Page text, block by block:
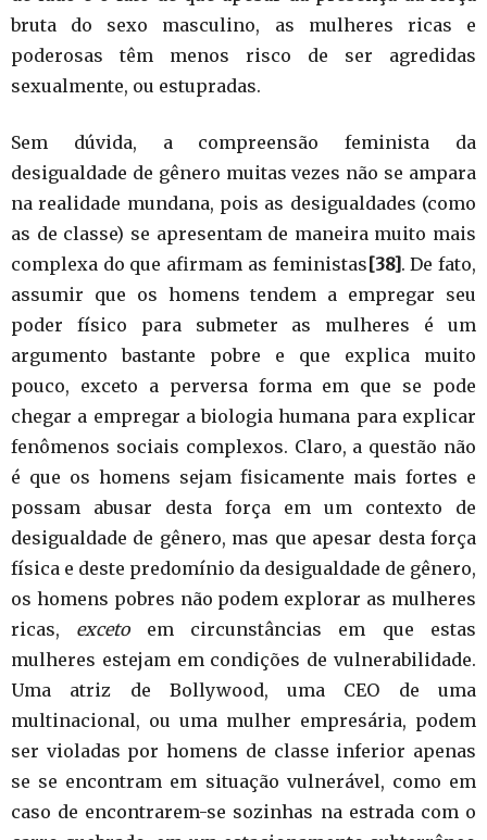
bruta do sexo masculino, as mulheres ricas e
poderosas têm menos risco de ser agredidas
sexualmente, ou estupradas.
Sem dúvida, a compreensão feminista da
desigualdade de gênero muitas vezes não se ampara
na realidade mundana, pois as desigualdades (como
as de classe) se apresentam de maneira muito mais
complexa do que afirmam as feministas [38] . De fato,
assumir que os homens tendem a empregar seu
poder físico para submeter as mulheres é um
argumento bastante pobre e que explica muito
pouco, exceto a perversa forma em que se pode
chegar a empregar a biologia humana para explicar
fenômenos sociais complexos. Claro, a questão não
é que os homens sejam fisicamente mais fortes e
possam abusar desta força em um contexto de
desigualdade de gênero, mas que apesar desta força
física e deste predomínio da desigualdade de gênero,
os homens pobres não podem explorar as mulheres
ricas, excetoem circunstâncias em que estas
mulheres estejam em condições de vulnerabilidade.
Uma atriz de Bollywood, uma CEO de uma
multinacional, ou uma mulher empresária, podem
ser violadas por homens de classe inferior apenas
se se encontram em situação vulnerável, como em
caso de encontrarem-se sozinhas na estrada com o